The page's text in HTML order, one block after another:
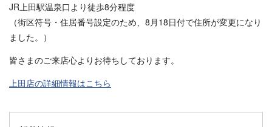
JR上田駅温泉口より徒歩8分程度
（街区符号・住居番号設定のため、 8月18日付で住所が変更になり
ました。）
皆さまのご来店心よりお待ちしております。
上田店の詳細情報はこちら